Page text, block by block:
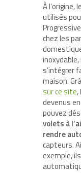
À
utilisés
chez les
s’intégrer
maison.
sur ce site,
devenus
pouvez
volets à
rendre
capteurs.
exemple,